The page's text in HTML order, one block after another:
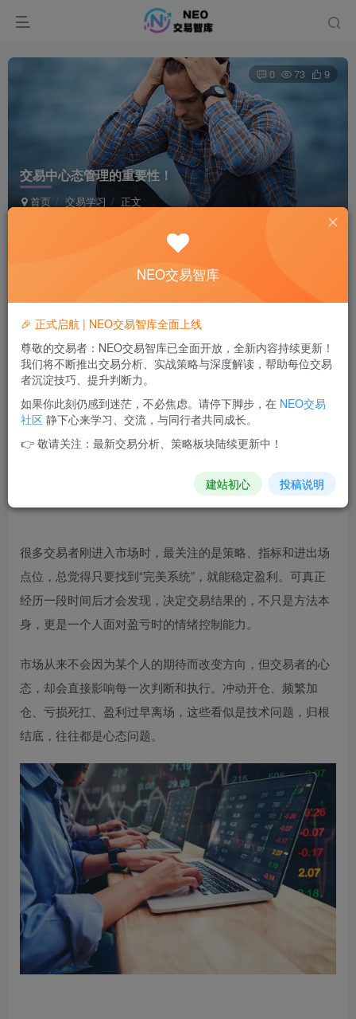
交易中心态管理的重要性！
首页 交易学习 正文
0 73 9
AI AI摘要介绍
交易成败的关键不仅在于策略，更在于心态管理。恐惧、贪婪和
接受亏损、建立规则、控制仓位、复盘执行和长期视角来保持稳
定。最终，技术决定入场，心态决定能否走得更远。
很多交易者刚进入市场时，最关注的是策略、指标和进出场
点位，总觉得只要找到“完美系统”，就能稳定盈利。可真正
经历一段时间后才会发现，决定交易结果的，不只是方法本
身，更是一个人面对盈亏时的情绪控制能力。
市场从来不会因为某个人的期待而改变方向，但交易者的心
态，却会直接影响每一次判断和执行。冲动开仓、频繁加
仓、亏损死扛、盈利过早离场，这些看似是技术问题，归根
结底，往往都是心态问题。
NEO交易智库
🎉 正式启航 | NEO交易智库全面上线
尊敬的交易者：NEO交易智库已全面开放，全新内容持续更新！
我们将不断推出交易分析、实战策略与深度解读，帮助每位交易
者沉淀技巧、提升判断力。
如果你此刻仍感到迷茫，不必焦虑。请停下脚步，在 NEO交易
社区 静下心来学习、交流，与同行者共同成长。
👉 敬请关注：最新交易分析、策略板块陆续更新中！
建站初心 投稿说明